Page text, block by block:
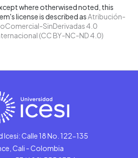
where otherwised noted, this
license is described asAtribución-
SinDerivadas 4.0
(CC BY-NC-ND 4.0)
Icesi: Calle 18 No. 122-135
Cali - Colombia